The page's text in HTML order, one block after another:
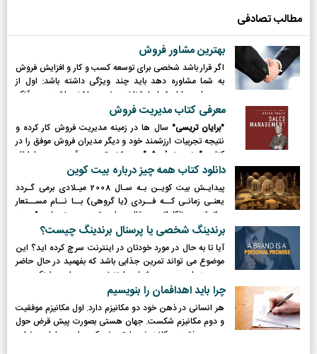
مطالب تصادفی
بهترین مشاور فروش
اگر قرار باشد شخصی برای توسعه کسب و کار و افزایش فروش
به شما مشاوره دهد باید چند ویژگی داشته باشد: اول از
محصول و بازار شما را شناخت خوبی داشته باشد. دوم آنکه
خودش کسب و کاری داشته باشد که فروش خوبی در آن رقم
می خورد و سوم مصداق حرفی که می زند باشد! ضمنا مشاور
خوب کسی است که بتواند خودش را جای شما بگذارد.
معرفی کتاب مدیریت فروش
"برایان تریسی" سال ها در زمینه مدیریت فروش کار کرده و
نتیجه تجربیات ارزشمند خود و دیگر مدیران فروش موفق را در
کتاب "مدیریت فروش" به رشته تحریر درآورده، وی با ارائه
نمونه های موفق تلاش کرده راهکارها، شگردها و اصولی را به
مدیران فروش ارائه دهد تا به آنها کمک کند با اثربخش تر
ساختن نیروی فروش خود، فروش را افزایش دهند.
دانلود کتاب همه چیز درباره بیت کوین
پيدايـش بيت کويـن بـه سـال 2008 ميـلادی برمی گـردد
يعنـی زمانـی کــه فــردی (یا گروهی) بــا نــام مســتعار
ساتوشــی ناکاماتــو مقالــه ای تحــت عنــوان " بيت
کويــن: يــک سيســتم پــول الکترونيکــی همتــا بــه
همتـا " منتشـر نمـود. ايـن شـبکه همتـا بـه همتـا بـه
کاربـران امـکان می دهـد بـدون هيـچ واسـطهای و بـدون
حضـور يـک سيسـتم مرکـزی (بانک) نسـبت بـه انتقـال پـول
بـه يکديگـر اقـدام نماينـد.
برندینگ شخصی یا پرسنال برندینگ چیست؟
آیا تا به حال در مورد خودتان در اینترنت سرچ کرده اید؟ این
موضوع می تواند تمرین جذابی باشد که بفهمید در حال حاضر
چه چیزهایی در مورد شما در اینترنت وجود دارد و اینکه مردم
درباره ی شما چگونه فکر می کنند. چه مقدار از این اطلاعات
درست می باشد؟ و چطور می توانید دیگران را هیجان زده کنید!
چرا باید اهدافمان را بنویسیم
هر انسانی در ذهن خود دو مکانیزم دارد. اول مکانیزم موفقیت
و دوم مکانیزم شکست. جهان هستی بصورت پیش قرض حول
محور موفقیت مکانیزمش را تعریف کرده است. اما در غیاب